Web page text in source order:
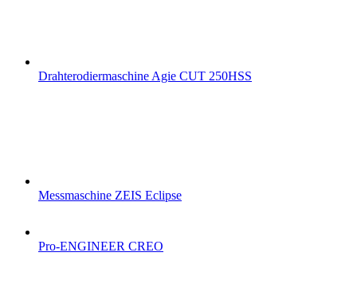
Drahterodiermaschine Agie CUT 250HSS
Messmaschine ZEIS Eclipse
Pro-ENGINEER CREO